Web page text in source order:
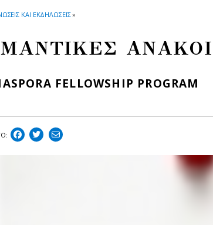
ΚΑΙ ΕΚΔΗΛΩΣΕΙΣ»
FELLOWSHIP PROGRAM